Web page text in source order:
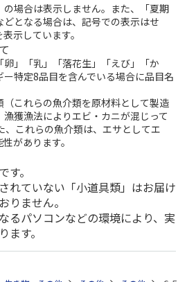
場合は表示しません。また、「夏期
となる場合は、記号での表示はせ
示しています。
」「乳」「落花生」「えび」「か
特定8品目を含んでいる場合に品目名
これらの魚介類を原材料として製造
獲漁法によりエビ・カニが混じって
、これらの魚介類は、エサとしてエ
があります。
。
れていない「小道具類」はお届け
りません。
るパソコンなどの環境により、実
ます。